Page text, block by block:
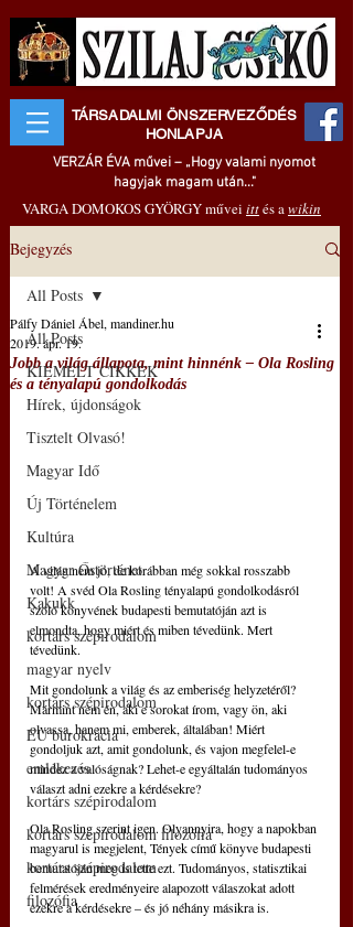
TÁRSADALMI ÖNSZERVEZŐDÉS
HONLAPJA
VERZÁR ÉVA művei – „Hogy valami nyomot
hagyjak magam után..."
VARGA DOMOKOS GYÖRGY művei ittés awikin
Bejegyzés
All Posts
KIEMELT CIKKEK
Hírek, újdonságok
Tisztelt Olvasó!
Magyar Idő
Új Történelem
Kultúra
Magyar Őstörténet
Kakukk
kortárs szépirodalom
magyar nyelv
kortárs szépirodalom
EU bürokrácia
emlékezés
kortárs szépirodalom
kortárs szépirodalom filozófia
kortárs szépirodalom
filozófia
All Posts
Jobb a világ állapota, mint hinnénk – Ola Rosling
és a tényalapú gondolkodás
Pálfy Dániel Ábel, mandiner.hu
2019. ápr. 19.
A világ nem jó, de korábban még sokkal rosszabb
volt! A svéd Ola Rosling tényalapú gondolkodásról
szóló könyvének budapesti bemutatóján azt is
elmondta, hogy miért és miben tévedünk. Mert
tévedünk.
Mit gondolunk a világ és az emberiség helyzetéről?
Mármint nem én, aki e sorokat írom, vagy ön, aki
olvassa, hanem mi, emberek, általában! Miért
gondoljuk azt, amit gondolunk, és vajon megfelel-e
mindez a valóságnak? Lehet-e egyáltalán tudományos
választ adni ezekre a kérdésekre?
Ola Rosling szerint igen. Olyannyira, hogy a napokban
magyarul is megjelent, Tények című könyve budapesti
bemutatóján meg is tette ezt. Tudományos, statisztikai
felmérések eredményeire alapozott válaszokat adott
ezekre a kérdésekre – és jó néhány másikra is.